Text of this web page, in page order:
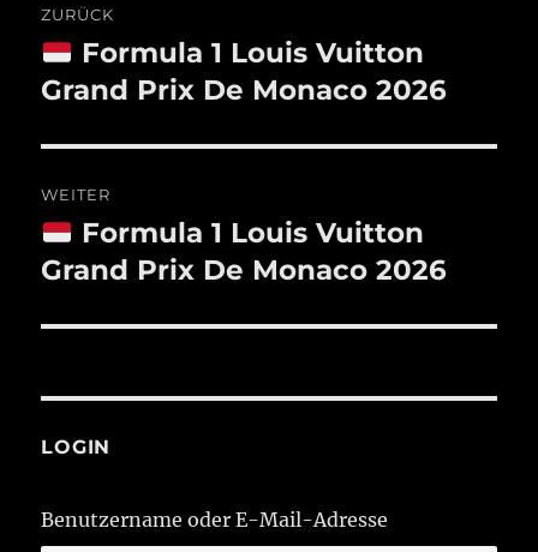
ZURÜCK
Vorheriger
Beitrag:
Formula 1 Louis Vuitton
Grand Prix De Monaco 2026
WEITER
Nächster
Beitrag:
Formula 1 Louis Vuitton
Grand Prix De Monaco 2026
LOGIN
Benutzername oder E-Mail-Adresse